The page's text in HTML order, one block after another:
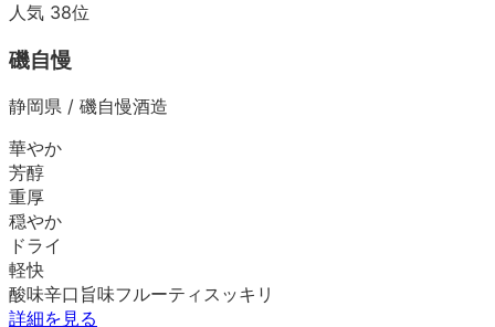
人気 38位
磯自慢
静岡県 / 磯自慢酒造
華やか
芳醇
重厚
穏やか
ドライ
軽快
酸味辛口 旨味フルーティ スッキリ
詳細を見る